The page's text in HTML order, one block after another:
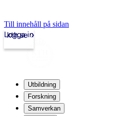
Till innehåll på sidan
kth.se
Logga in
Utbildning
Forskning
Samverkan